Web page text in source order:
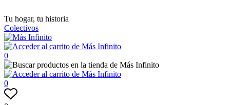
Tu hogar, tu historia
Colectivos
0
0